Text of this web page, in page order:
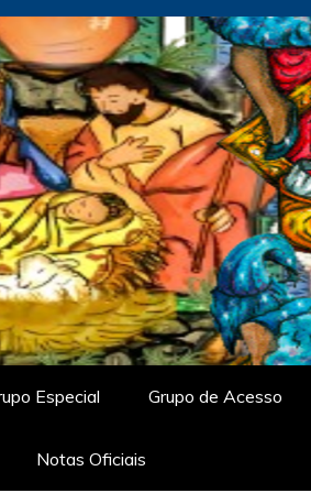
do Samba
Notícias do Carnaval Virtual
Especial Grupo de Acesso
Notas Oficiais